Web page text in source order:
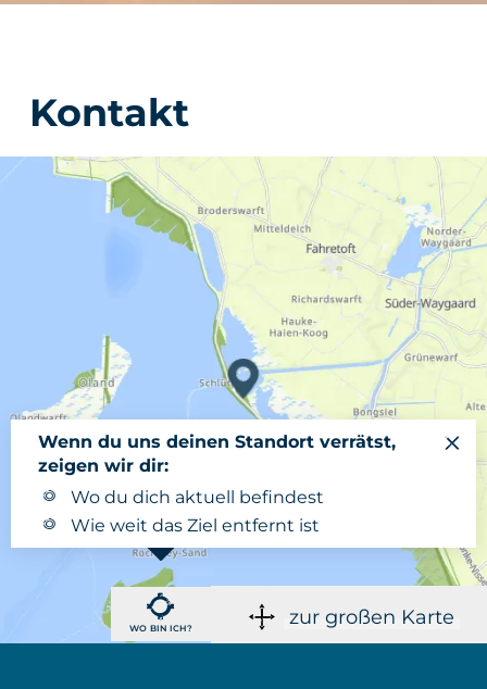
Kontakt
WO BIN ICH?
Wenn du uns deinen Standort verrätst,
zeigen wir dir:
Wo du dich aktuell befindest
Wie weit das Ziel entfernt ist
zur großen Karte